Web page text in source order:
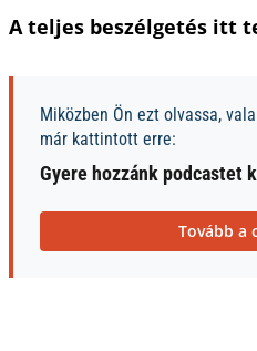
A teljes beszélgetés itt
Miközben Ön ezt olvassa,
már kattintott erre:
Gyere hozzánk podcastet
Tovább a